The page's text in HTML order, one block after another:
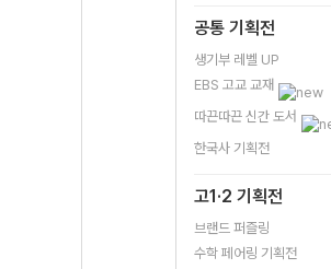
공통 기획전
생기부 레벨 UP
EBS 고교 교재
따끈따끈 신간 도서
한국사 기획전
고1·2 기획전
브랜드 퍼즐링
수학 페어링 기획전